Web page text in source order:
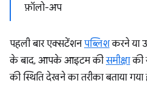
फ़ॉलो-अप
पहली बार एक्सटेंशनपब्लिशकरने या
के बाद, आपके आइटम कीसमीक्षाकी
की स्थिति देखने का तरीका बताया गया